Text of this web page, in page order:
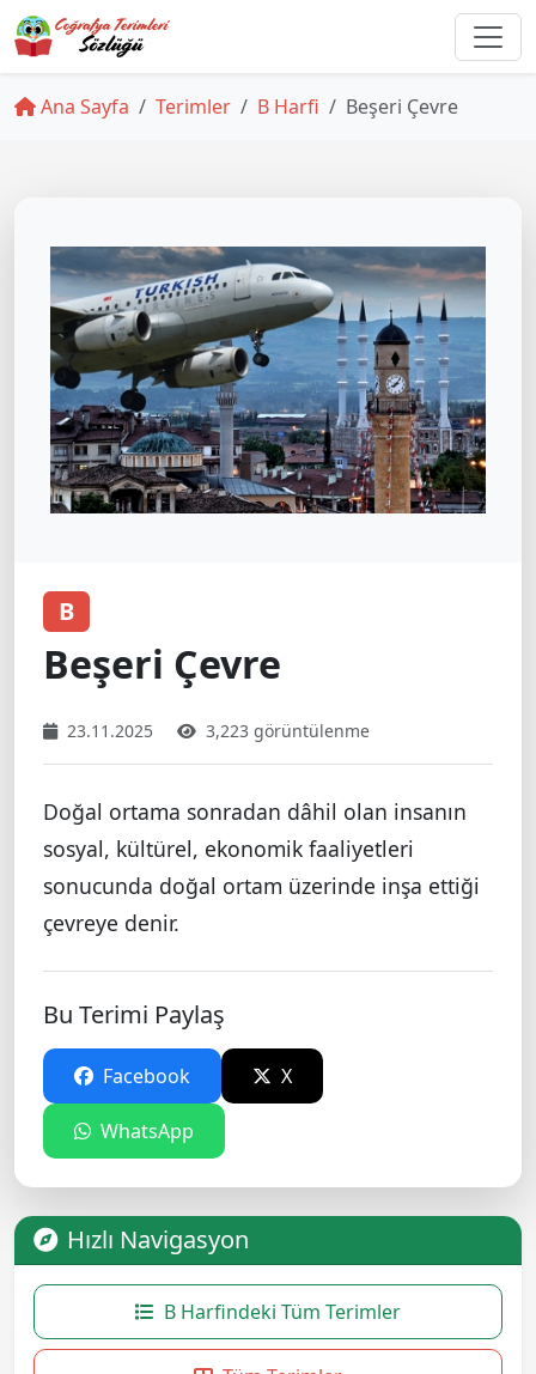
Ana Sayfa Terimler B Harfi Beşeri Çevre
B
Beşeri Çevre
23.11.2025 3,223 görüntülenme
Doğal ortama sonradan dâhil olan insanın
sosyal, kültürel, ekonomik faaliyetleri
sonucunda doğal ortam üzerinde inşa ettiği
çevreye denir.
Bu Terimi Paylaş
Facebook X
WhatsApp
Hızlı Navigasyon
B Harfindeki Tüm Terimler